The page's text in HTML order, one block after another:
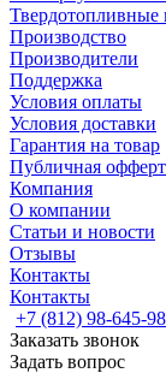
Твердотопливные
Производство
Производители
Поддержка
Условия оплаты
Условия доставки
Гарантия на товар
Публичная
Компания
О компании
Статьи и новости
Отзывы
Контакты
Контакты
+7 (812) 98-645-98
Заказать звонок
Задать вопрос